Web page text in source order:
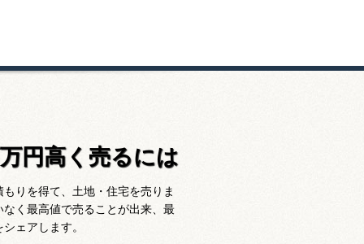
円高く売るには
りを得て、土地・住宅を売りま
く最高値で売ることが出来、最
ェアします。